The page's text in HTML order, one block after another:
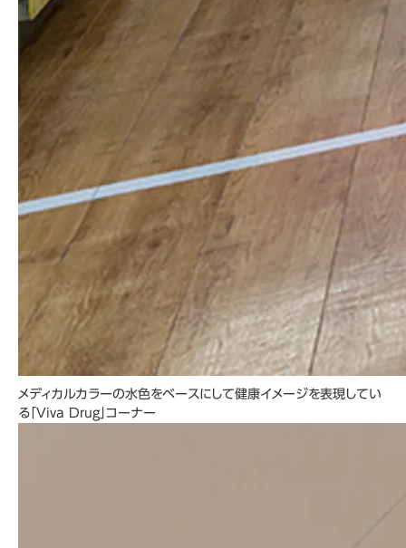
メディカルカラーの水色をベースにして健康イメージを表現してい
る「Viva Drug」コーナー